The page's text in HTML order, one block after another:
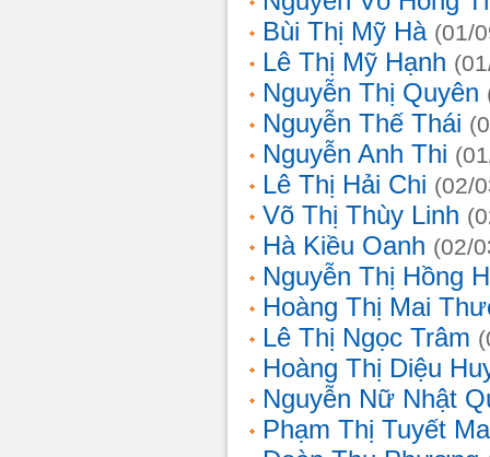
Bùi Thị Mỹ Hà (01/
Lê Thị Mỹ Hạnh
Nguyễn Thị Quyên
Nguyễn Thế Thái
Nguyễn Anh Thi
Lê Thị Hải Chi (02/
Võ Thị Thùy Linh
Hà Kiều Oanh (02/
Nguyễn Thị Hồng
Hoàng Thị Mai
Lê Thị Ngọc Trâm
Hoàng Thị Diệu
Nguyễn Nữ Nhật
Phạm Thị Tuyết